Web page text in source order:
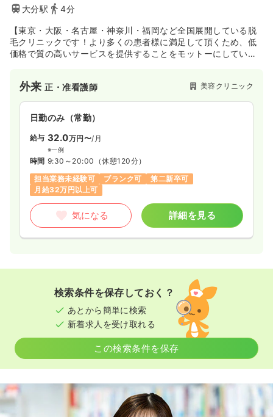
大分駅
4分
【東京・大阪・名古屋・神奈川・福岡など全国展開している脱
毛クリニックです！より多くの患者様に満足して頂くため、低
価格で質の高いサービスを提供することをモットーにしていま
外来正・准看護師 美容クリニック
日勤のみ（常勤）
給与 32.0万円〜/月
※一例
時間 9:30～20:00 （休憩120分）
担当業務未経験可
ブランク可
第二新卒可
月給32万円以上可
気になる 詳細を見る
検索条件を保存しておく？
あとから簡単に検索
新着求人を受け取れる
この検索条件を保存